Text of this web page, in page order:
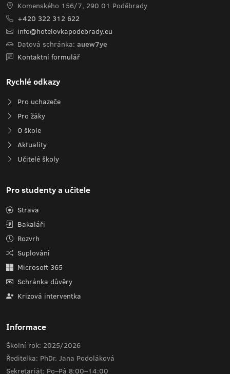
Komenského 156/7, 290 01 Poděbrady
+420 322 312 622
info@hotelovkapodebrady.eu
Datová schránka: auew7ye
Kontaktní formulář
Rychlé odkazy
Pro uchazeče
Pro žáky
O škole
Aktuality
Učitelé školy
Pro studenty a učitele
Strava
Bakaláři
Rozvrh
Suplování
Microsoft 365
Schránka důvěry
Krizová interventka
Informace
Školní rok: 2025/2026
Ředitelka: PhDr. Jana Podoláková
Sekretariát: Po–Pá 8:00–14:00